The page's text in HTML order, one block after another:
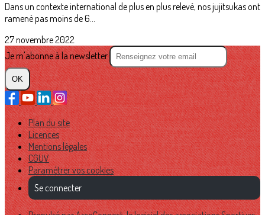
Dans un contexte international de plus en plus relevé, nos jujitsukas ont
ramené pas moins de 6...
27 novembre 2022
Je m'abonne à la newsletter
OK
Plan du site
Licences
Mentions légales
CGUV
Paramétrer vos cookies
Se connecter